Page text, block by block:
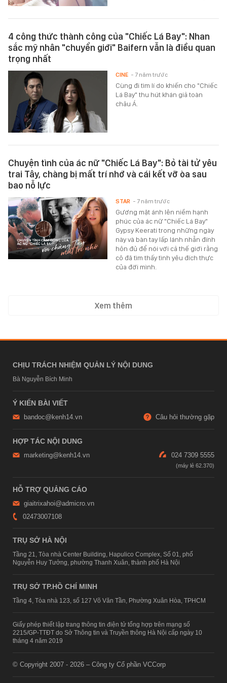
4 công thức thành công của "Chiếc Lá Bay": Nhan
sắc mỹ nhân "chuyển giới" Baifern vẫn là điều quan
trọng nhất
Cùng đi tìm lí do khiến cho "Chiếc
Lá Bay" thu hút khán giả toàn
châu Á.
CINE - 7 năm trước
Chuyện tình của ác nữ "Chiếc Lá Bay": Bỏ tài tử yêu
trai Tây, chàng bị mất trí nhớ và cái kết vỡ òa sau
bao nỗ lực
Gương mặt ánh lên niềm hạnh
phúc của ác nữ "Chiếc Lá Bay"
Gypsy Keerati trong những ngày
này và bàn tay lấp lánh nhẫn đính
hôn đủ để nói với cả thế giới rằng
cô đã tìm thấy tình yêu đích thực
của đời mình.
STAR - 7 năm trước
Xem thêm
CHỊU TRÁCH NHIỆM QUẢN LÝ NỘI DUNG
Bà Nguyễn Bích Minh
Ý KIẾN BÀI VIẾT
bandoc@kenh14.vn Câu hỏi thường gặp
HỢP TÁC NỘI DUNG
marketing@kenh14.vn 024 7309 5555
HỖ TRỢ QUẢNG CÁO
giaitrixahoi@admicro.vn
02473007108
TRỤ SỞ HÀ NỘI
Tầng 21, Tòa nhà Center Building, Hapulico Complex, Số 01, phố
Nguyễn Huy Tưởng, phường Thanh Xuân, thành phố Hà Nội
TRỤ SỞ TP.HỒ CHÍ MINH
Tầng 4, Tòa nhà 123, số 127 Võ Văn Tần, Phường Xuân Hòa, TPHCM
Giấy phép thiết lập trang thông tin điện tử tổng hợp trên mạng số
2215/GP-TTĐT do Sở Thông tin và Truyền thông Hà Nội cấp ngày 10
tháng 4 năm 2019
© Copyright 2007 - 2026 – Công ty Cổ phần VCCorp